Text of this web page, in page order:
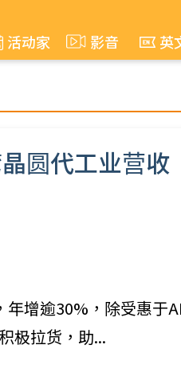
活动家 影音 英
圆代工业营收
年增逾30%，除受惠于
极拉货，助...